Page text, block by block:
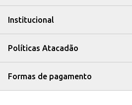
Institucional
Políticas Atacadão
Formas de pagamento